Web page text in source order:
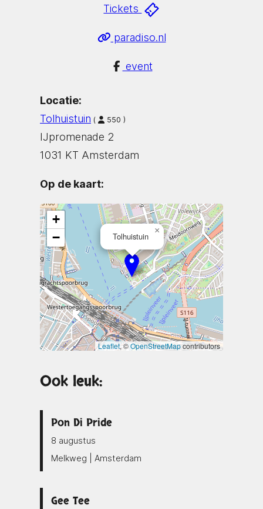
Tickets
paradiso.nl
event
Locatie:
Tolhuistuin ( 550 )
IJpromenade 2
1031 KT Amsterdam
Op de kaart:
Tolhuistuin
×
+
−
Leaflet, ©OpenStreetMapcontributors
Ook leuk:
Pon Di Pride
8 augustus
Melkweg | Amsterdam
Gee Tee